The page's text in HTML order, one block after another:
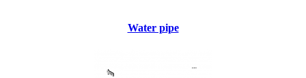
Water pipe